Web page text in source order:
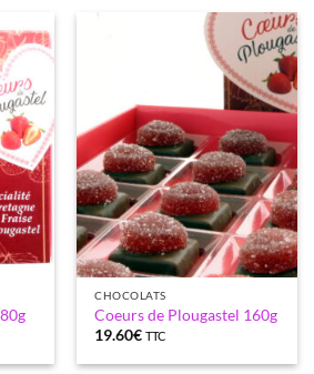
CHOCOLATS
Coeurs de Plougastel 160g
19.60€ TTC